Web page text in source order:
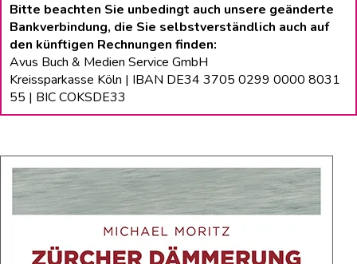
Bitte beachten Sie unbedingt auch unsere geänderte
Bankverbindung, die Sie selbstverständlich auch auf
den künftigen Rechnungen finden:
Avus Buch & Medien Service GmbH
Kreissparkasse Köln | IBAN DE34 3705 0299 0000 8031
55 | BIC COKSDE33